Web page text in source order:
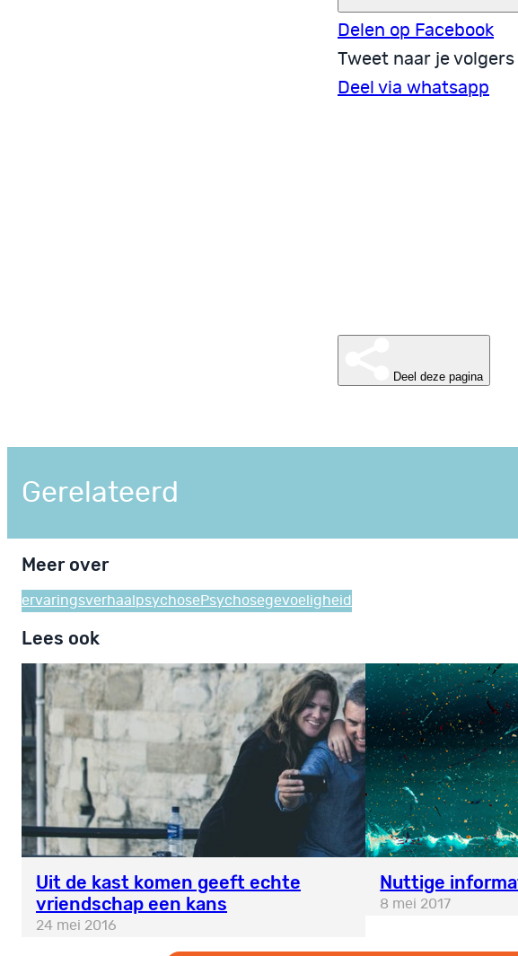
Delen op Facebook
Tweet naar je volgers
Deel via whatsapp
Deel deze pagina
Gerelateerd
Meer over
ervaringsverhaal psychose Psychosegevoeligheid
Lees ook
Uit de kast komen geeft echte
vriendschap een kans
24 mei 2016
Nuttige
8 mei 2017